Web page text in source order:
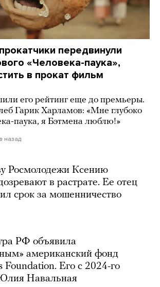
передвинули
«Человека-паука»,
в прокат фильм
его рейтинг еще до премьеры.
Гарик Харламов: «Мне глубоко
паука, я Бэтмена люблю!»
назад
Росмолодежи Ксению
в растрате. Ее отец
срок за мошенничество
РФ объявила
американский фонд
Foundation. Его с 2024-го
Навальная